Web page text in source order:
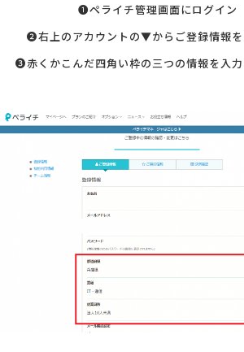
❶ペライチ管理画面にログイン
❷右上のアカウントの▼からご登録情報を
❸赤くかこんだ四角い枠の三つの情報を入力